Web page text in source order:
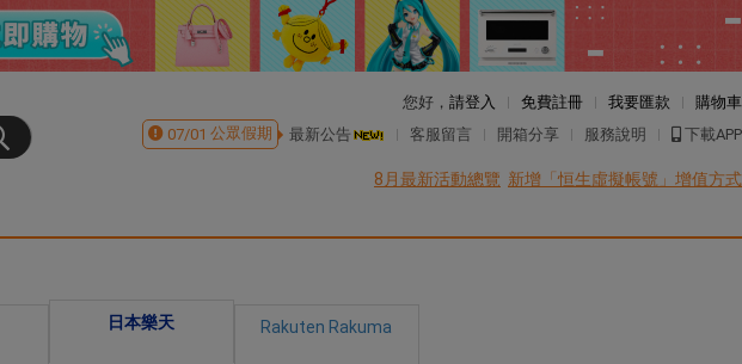
您好， 請登入 免費註冊 我要匯款
購物車
07/01 公眾假期 最新公告 客服留言 開箱分享 服務說明 下載APP
8月最新活動總覽 新增「恒生虛擬帳號」增值方式
日本樂天 Rakuten Rakuma